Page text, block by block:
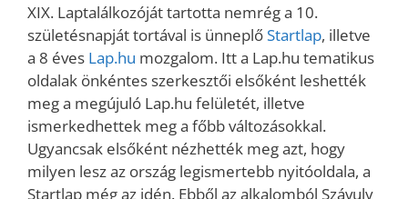
XIX. Laptalálkozóját tartotta nemrég a 10.
születésnapját tortával is ünneplőStartlap, illetve
a 8 éves Lap.hu mozgalom. Itt a Lap.hu tematikus
oldalak önkéntes szerkesztői elsőként leshették
meg a megújuló Lap.hu felületét, illetve
ismerkedhettek meg a főbb változásokkal.
Ugyancsak elsőként nézhették meg azt, hogy
milyen lesz az ország legismertebb nyitóoldala, a
Startlap még az idén. Ebből az alkalomból Szávuly